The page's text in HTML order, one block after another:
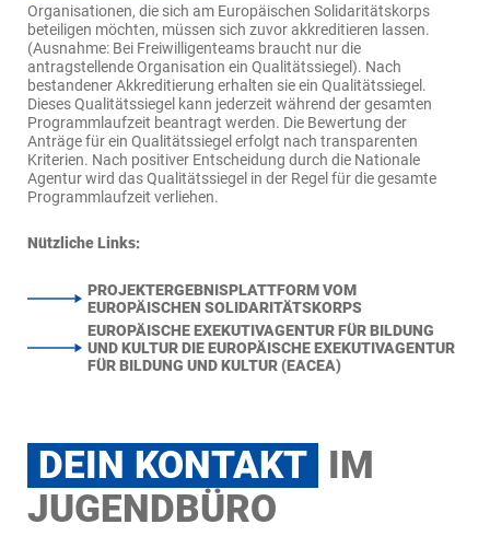
Organisationen, die sich am Europäischen Solidaritätskorps
beteiligen möchten, müssen sich zuvor akkreditieren lassen.
(Ausnahme: Bei Freiwilligenteams braucht nur die
antragstellende Organisation ein Qualitätssiegel). Nach
bestandener Akkreditierung erhalten sie ein Qualitätssiegel.
Dieses Qualitätssiegel kann jederzeit während der gesamten
Programmlaufzeit beantragt werden. Die Bewertung der
Anträge für ein Qualitätssiegel erfolgt nach transparenten
Kriterien. Nach positiver Entscheidung durch die Nationale
Agentur wird das Qualitätssiegel in der Regel für die gesamte
Programmlaufzeit verliehen.
jungen Menschen die Möglichkeit bieten, im Rahmen eines
persönlich weiterzuentwickeln. Die Tätigkeit der jungen
Menschen soll jedoch auch der Aufnahmeorganisation und
ihrem Zielpublikum sowie der lokalen Gemeinschaft
zugutekommen.
mindestens fünf jungen Menschen ein Projekt auf lokaler Ebene
und sich gemeinsam für ein Ziel einzusetzen. Solidaritätsprojekte
müssen einen Bezug zu lokalen Herausforderungen haben und
durch die jungen Menschen selbst initiiert und realisiert werden.
Das Ziel besteht darin, junge Menschen zu motivieren und zu
befähigen sich aktiv in der und für die Gesellschaft einzubringen.
Nützliche Links:
PROJEKTERGEBNISPLATTFORM VOM
EUROPÄISCHEN SOLIDARITÄTSKORPS
EUROPÄISCHE EXEKUTIVAGENTUR FÜR BILDUNG
UND KULTUR DIE EUROPÄISCHE EXEKUTIVAGENTUR
FÜR BILDUNG UND KULTUR (EACEA)
DEIN KONTAKT IM
JUGENDBÜRO